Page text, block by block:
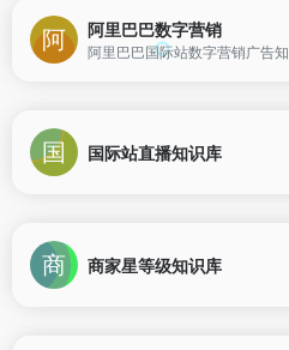
阿里巴巴数字营销
阿里巴巴国际站数字营销广告
国际站直播知识库
商家星等级知识库